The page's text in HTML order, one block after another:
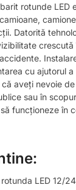
rotunde LED
Datorită
cu ajutorul
aveți nevoie
sau în
funcționeze în
LED 12/